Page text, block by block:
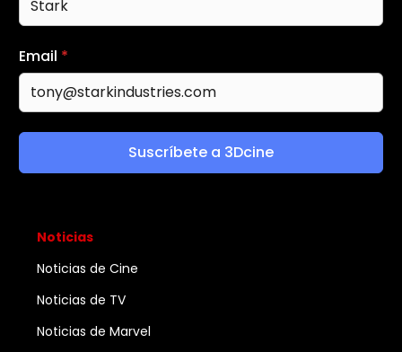
Email *
Suscríbete a 3Dcine
Noticias
Noticias de Cine
Noticias de TV
Noticias de Marvel